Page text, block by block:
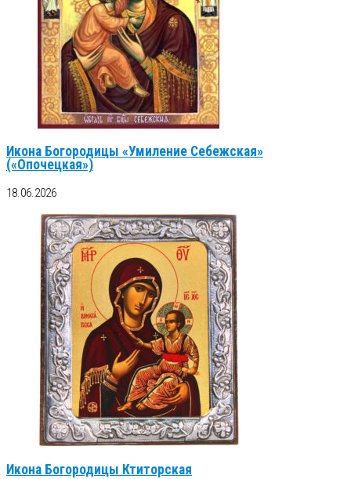
Икона Богородицы «Умиление Себежская»
(«Опочецкая»)
18.06.2026
Икона Богородицы Ктиторская